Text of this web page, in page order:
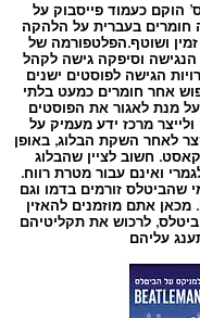
הוקם כעמוד פייסבוק על
בעברית על הלהקה
זמין ושוטף.הפלטפורמה של
הנגישה וסיפקה גישה לקהל
הגישה לפוסטים ישנים
אחר חומרים כמעט בלתי
מנת לאגור את הפוסטים
ולייצר מרכז ידע מעמיק על
לאחר השקת הבלוג, באופן
חשוב לציין שהבלוג
ואינם עבור מטרת רווח.
שהביטלס זורמים בדמו וגם
מכאן אתם מוזמנים להאזין
לרכוש את תקליטיהם
עליהם